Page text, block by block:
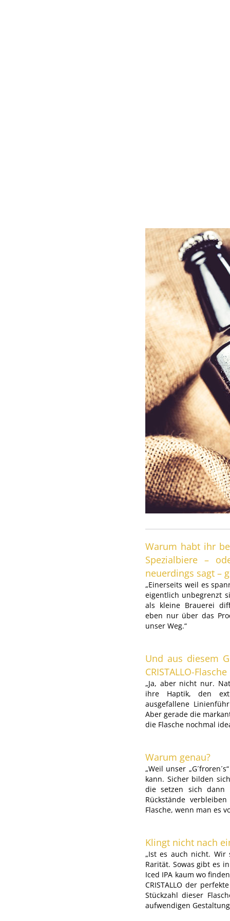
Warum habt ihr
Spezialbiere –
neuerdings sagt –
„Einerseits weil es
eigentlich unbegrenzt
als kleine Brauerei
eben nur über das
unser Weg.“
Und aus diesem
CRISTALLO-
„Ja, aber nicht nur.
ihre Haptik, den
ausgefallene
Aber gerade die
die Flasche nochmal
Warum genau?
„Weil unser
kann. Sicher bilden
die setzen sich dann
Rückstände
Flasche, wenn man es
Klingt nicht nach
„Ist es auch nicht.
Rarität. Sowas gibt es
Iced IPA kaum wo
CRISTALLO der
Stückzahl dieser
aufwendigen